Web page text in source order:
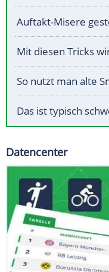
Auftakt-Misere
Mit diesen Tricks
So nutzt man alte
Das ist typisch
Datencenter